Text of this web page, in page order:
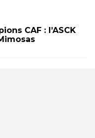
CAF : l’ASCK